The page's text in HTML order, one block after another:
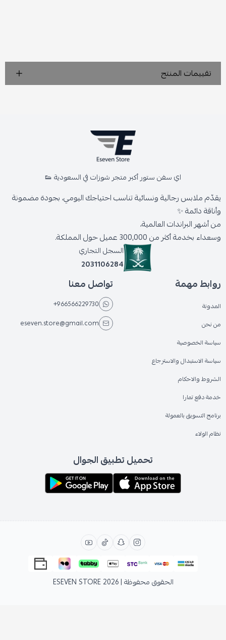
تقييمات المنتج
اي سفن ستور أكبر متجر شوزات في السعودية 👟
يقدّم ملابس رجالية ونسائية تناسب احتياجك اليومي، بجودة مضمونة
وأناقة دائمة ✨
من أشهر البراندات العالمية،
وسعداء بخدمة أكثر من 300,000 عميل حول المملكة.
السجل التجاري
2031106284
روابط مهمة
المدونة
من نحن
سياسة الخصوصية
سياسة الاستبدال والاسترجاع
الشروط والاحكام
خدمة دفع تمارا
برنامج التسويق بالعمولة
نظام الولاء
تواصل معنا
+966566229730
eseven.store@gmail.com
تحميل تطبيق الجوال
الحقوق محفوظة | 2026 ESEVEN STORE